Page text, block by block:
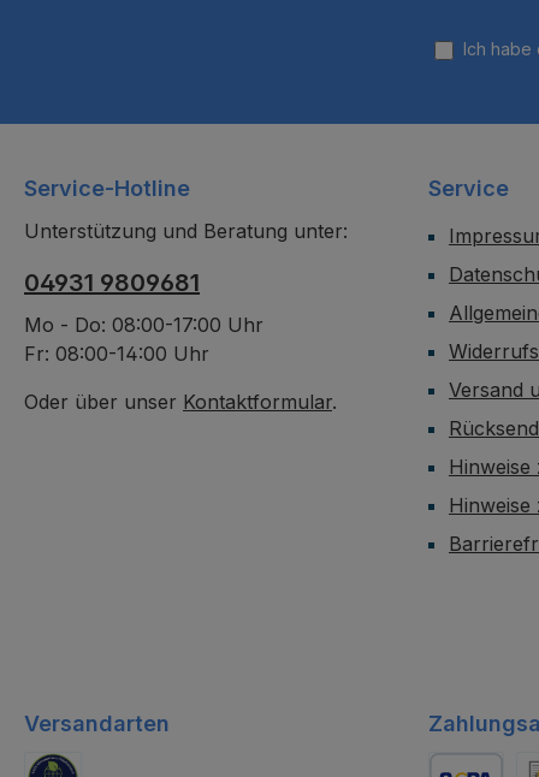
Ich habe
Service-Hotline
Unterstützung und Beratung unter:
04931 9809681
Mo - Do: 08:00-17:00 Uhr
Fr: 08:00-14:00 Uhr
Oder über unser Kontaktformular.
Service
Versand
Hinweise
Versandarten